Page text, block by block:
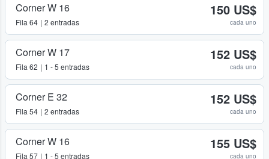
Corner W 16
Fila 64 2 entradas
150 US$
cada uno
Corner W 17
Fila 62 1 - 5 entradas
152 US$
cada uno
Corner E 32
Fila 54 2 entradas
152 US$
cada uno
Corner W 16
Fila 57 1 - 5 entradas
155 US$
cada uno